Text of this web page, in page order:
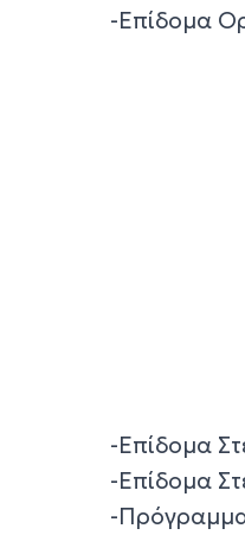
-Επίδομα
-Επίδομα
-Επίδομα
-